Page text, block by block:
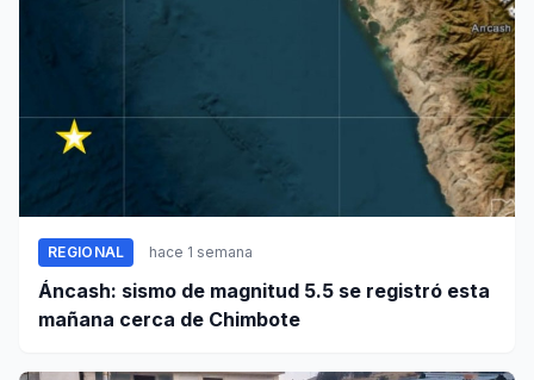
REGIONAL hace 1 semana
Áncash: sismo de magnitud 5.5 se registró esta
mañana cerca de Chimbote